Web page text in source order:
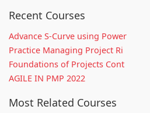
Recent Courses
Advance S-Curve using Power
Practice Managing Project Ri
Foundations of Projects Cont
AGILE IN PMP 2022
Most Related Courses